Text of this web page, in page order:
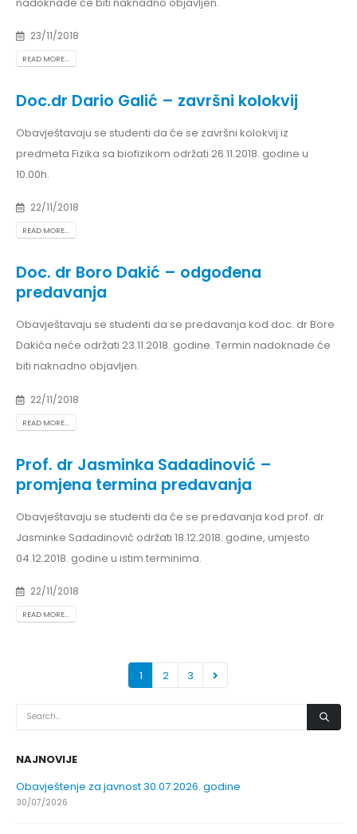
23/11/2018
READ MORE...
Doc.dr Dario Galić – završni kolokvij
Obavještavaju se studenti da će se završni kolokvij iz
predmeta Fizika sa biofizikom održati 26.11.2018. godine u
10.00h.
22/11/2018
READ MORE...
Doc. dr Boro Dakić – odgođena
predavanja
Obavještavaju se studenti da se predavanja kod doc. dr Bore
Dakića neće održati 23.11.2018. godine. Termin nadoknade će
biti naknadno objavljen.
22/11/2018
READ MORE...
Prof. dr Jasminka Sadadinović –
promjena termina predavanja
Obavještavaju se studenti da će se predavanja kod prof. dr
Jasminke Sadadinović održati 18.12.2018. godine, umjesto
04.12.2018. godine u istim terminima.
22/11/2018
READ MORE...
1 2 3
NAJNOVIJE
Obavještenje za javnost 30.07.2026. godine
30/07/2026